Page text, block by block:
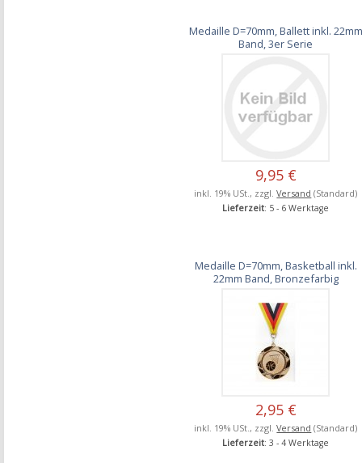
Medaille D=70mm, Ballett inkl. 22mm
Band, 3er Serie
9,95 €
inkl. 19% USt., zzgl.Versand (Standard)
Lieferzeit: 5 - 6 Werktage
Medaille D=70mm, Basketball inkl.
22mm Band, Bronzefarbig
2,95 €
inkl. 19% USt., zzgl.Versand (Standard)
Lieferzeit: 3 - 4 Werktage